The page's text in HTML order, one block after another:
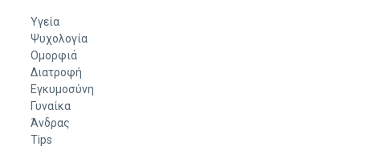
Υγεία
Ψυχολογία
Ομορφιά
Διατροφή
Εγκυμοσύνη
Γυναίκα
Άνδρας
Tips